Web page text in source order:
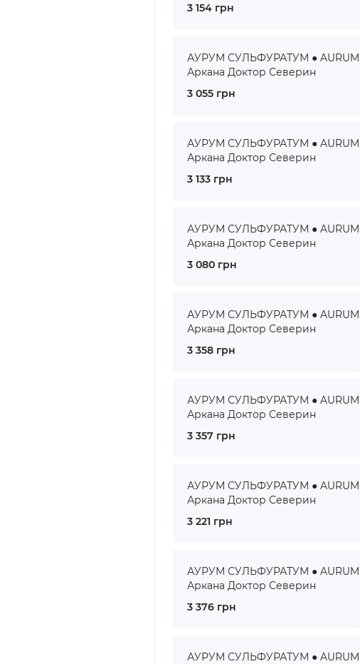
3 154 грн
АУРУМ СУЛЬФУРАТУМ ● AURUM
Аркана Доктор Северин
3 055 грн
АУРУМ СУЛЬФУРАТУМ ● AURUM
Аркана Доктор Северин
3 133 грн
АУРУМ СУЛЬФУРАТУМ ● AURUM
Аркана Доктор Северин
3 080 грн
АУРУМ СУЛЬФУРАТУМ ● AURUM
Аркана Доктор Северин
3 358 грн
АУРУМ СУЛЬФУРАТУМ ● AURUM
Аркана Доктор Северин
3 357 грн
АУРУМ СУЛЬФУРАТУМ ● AURUM
Аркана Доктор Северин
3 221 грн
АУРУМ СУЛЬФУРАТУМ ● AURUM
Аркана Доктор Северин
3 376 грн
АУРУМ СУЛЬФУРАТУМ ● AURUM